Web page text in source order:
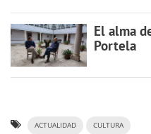
El alma
Portela
ACTUALIDAD CULTURA